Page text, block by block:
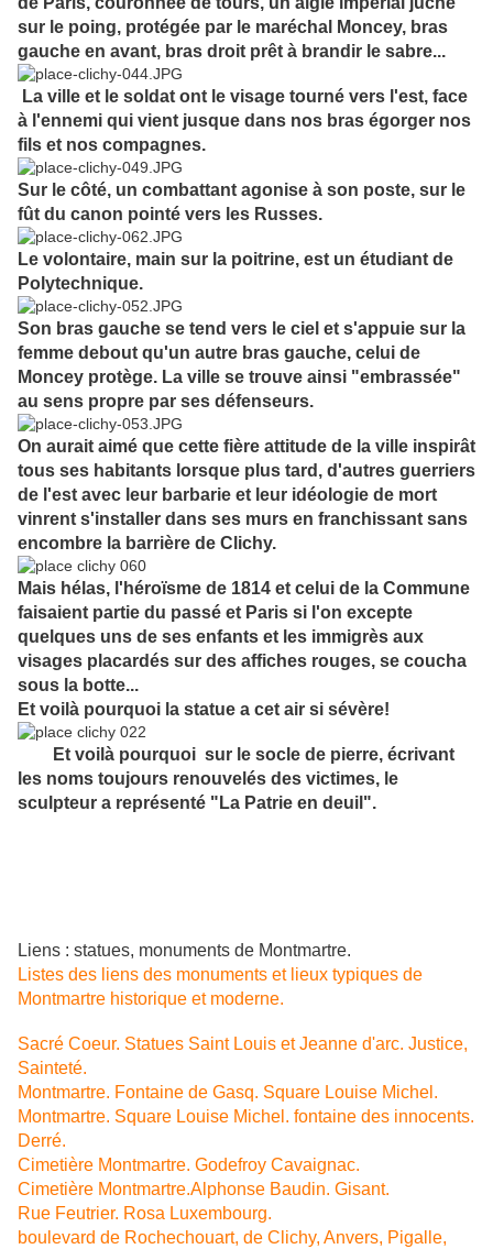
sur le poing, protégée par le maréchal Moncey, bras
gauche en avant, bras droit prêt à brandir le sabre...
La ville et le soldat ont le visage tourné vers l'est, face
à l'ennemi qui vient jusque dans nos bras égorger nos
fils et nos compagnes.
Sur le côté, un combattant agonise à son poste, sur le
fût du canon pointé vers les Russes.
Le volontaire, main sur la poitrine, est un étudiant de
Polytechnique.
Son bras gauche se tend vers le ciel et s'appuie sur la
femme debout qu'un autre bras gauche, celui de
Moncey protège. La ville se trouve ainsi "embrassée"
au sens propre par ses défenseurs.
On aurait aimé que cette fière attitude de la ville inspirât
tous ses habitants lorsque plus tard, d'autres guerriers
de l'est avec leur barbarie et leur idéologie de mort
vinrent s'installer dans ses murs en franchissant sans
encombre la barrière de Clichy.
Mais hélas, l'héroïsme de 1814 et celui de la Commune
faisaient partie du passé et Paris si l'on excepte
quelques uns de ses enfants et les immigrès aux
visages placardés sur des affiches rouges, se coucha
sous la botte...
Et voilà pourquoi la statue a cet air si sévère!
Et voilà pourquoi sur le socle de pierre, écrivant
les noms toujours renouvelés des victimes, le
sculpteur a représenté "La Patrie en deuil".
Liens : statues, monuments de Montmartre.
Listes des liens des monuments et lieux typiques de
Montmartre historique et moderne.
Sacré Coeur. Statues Saint Louis et Jeanne d'arc. Justice,
Sainteté.
Montmartre. Fontaine de Gasq. Square Louise Michel.
Montmartre. Square Louise Michel. fontaine des innocents.
Derré.
Cimetière Montmartre. Godefroy Cavaignac.
Cimetière Montmartre.Alphonse Baudin. Gisant.
Rue Feutrier. Rosa Luxembourg.
boulevard de Rochechouart, de Clichy, Anvers, Pigalle,